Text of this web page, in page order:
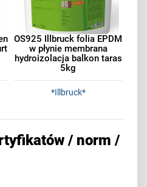
OS925 Illbruck folia EPDM
w płynie membrana
hydroizolacja balkon taras
5kg
*Illbruck*
/ norm /